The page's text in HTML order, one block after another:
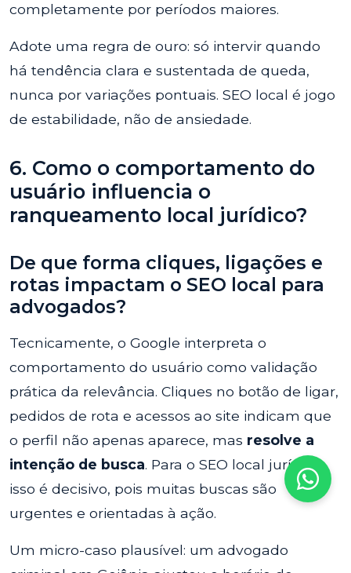
completamente por períodos maiores.
Adote uma regra de ouro: só intervir quando
há tendência clara e sustentada de queda,
nunca por variações pontuais. SEO local é jogo
de estabilidade, não de ansiedade.
6. Como o comportamento do
usuário influencia o
ranqueamento local jurídico?
De que forma cliques, ligações e
rotas impactam o SEO local para
advogados?
Tecnicamente, o Google interpreta o
comportamento do usuário como validação
prática da relevância. Cliques no botão de ligar,
pedidos de rota e acessos ao site indicam que
o perfil não apenas aparece, mas resolve a
intenção de busca. Para o SEO local jurídico,
isso é decisivo, pois muitas buscas são
urgentes e orientadas à ação.
Um micro-caso plausível: um advogado